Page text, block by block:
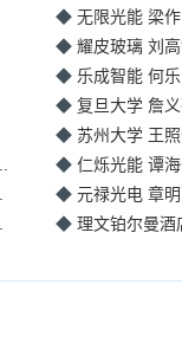
◆ 无限光能 梁
◆ 耀皮玻璃 刘
◆ 乐成智能 何
◆ 复旦大学 詹
◆ 苏州大学 王
◆ 仁烁光能 谭
◆ 元禄光电 章
◆ 理文铂尔曼酒